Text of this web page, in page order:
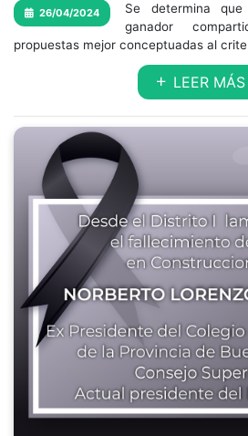
26/04/2024
Se determina
ganador
propuestas mejor conceptuadas al
LEER MÁS